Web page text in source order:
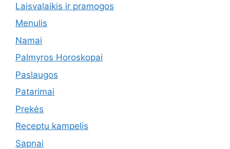
Laisvalaikis ir pramogos
Menulis
Namai
Palmyros Horoskopai
Paslaugos
Patarimai
Prekės
Receptu kampelis
Sapnai